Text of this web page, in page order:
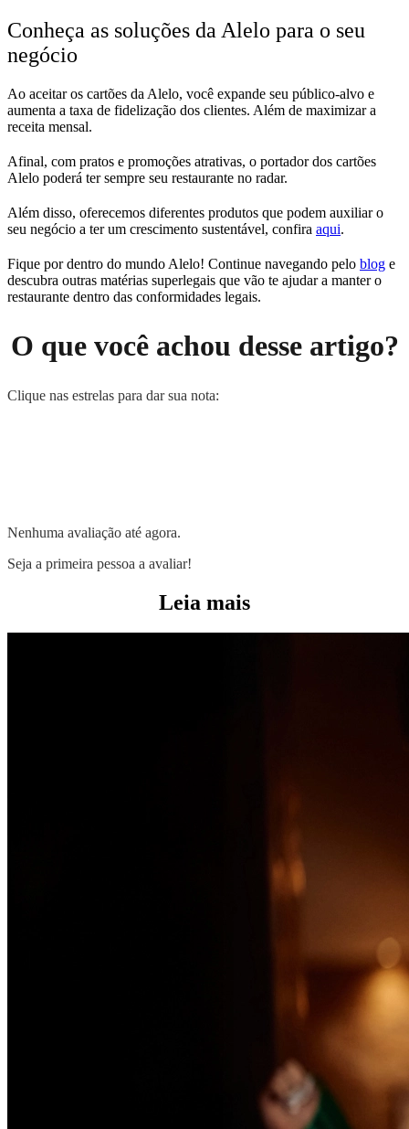
Conheça as soluções da Alelo para o seu
negócio
Ao aceitar os cartões da Alelo, você expande seu público-alvo e
aumenta a taxa de fidelização dos clientes. Além de maximizar a
receita mensal.
Afinal, com pratos e promoções atrativas, o portador dos cartões
Alelo poderá ter sempre seu restaurante no radar.
Além disso, oferecemos diferentes produtos que podem auxiliar o
seu negócio a ter um crescimento sustentável, confira aqui.
Fique por dentro do mundo Alelo! Continue navegando pelo blog e
descubra outras matérias superlegais que vão te ajudar a manter o
restaurante dentro das conformidades legais.
O que você achou desse artigo?
Clique nas estrelas para dar sua nota:
Nenhuma avaliação até agora.
Seja a primeira pessoa a avaliar!
Leia mais